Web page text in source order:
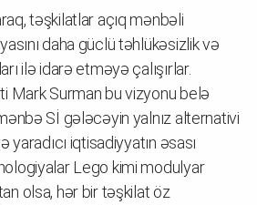
təşkilatlar açıq mənbəli
daha güclü təhlükəsizlik və
ilə idarə etməyə çalışırlar.
Mark Surman bu vizyonu belə
Sİ gələcəyin yalnız alternativi
iqtisadiyyatın əsası
Lego kimi modulyar
olsa, hər bir təşkilat öz